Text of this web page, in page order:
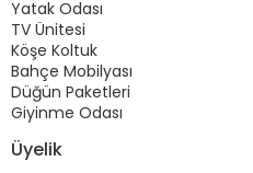
Yatak Odası
TV Ünitesi
Köşe Koltuk
Bahçe Mobilyası
Düğün Paketleri
Giyinme Odası
Üyelik